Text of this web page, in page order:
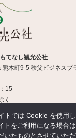
てなし観光公社
木町9-5 秩父ビジネスプ
15
く
法人 秩父地域おもてな
トでは Cookie を使用し
トをご利用になる場合
いたものとさせていただ